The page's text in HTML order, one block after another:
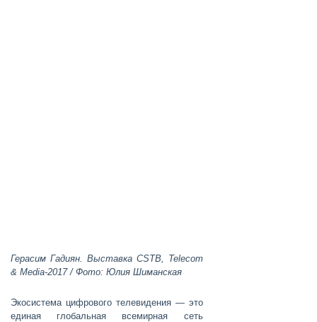
Герасим Гадиян.
Выставка CSTB, Telecom
& Media-2017 / Фото: Юлия Шиманская
Экосистема цифрового телевидения — это
единая глобальная всемирная сеть